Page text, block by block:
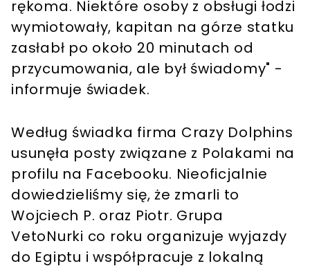
rękoma. Niektóre osoby z obsługi łodzi
wymiotowały, kapitan na górze statku
zasłabł po około 20 minutach od
przycumowania, ale był świadomy" -
informuje świadek.
Według świadka firma Crazy Dolphins
usunęła posty związane z Polakami na
profilu na Facebooku. Nieoficjalnie
dowiedzieliśmy się, że zmarli to
Wojciech P. oraz Piotr. Grupa
VetoNurki co roku organizuje wyjazdy
do Egiptu i współpracuje z lokalną